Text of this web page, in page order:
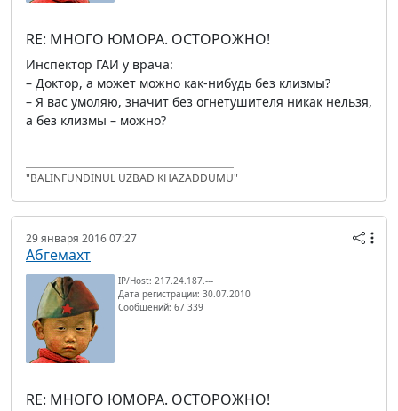
RE: МНОГО ЮМОРА. ОСТОРОЖНО!
Инспектор ГАИ у врача:
– Доктор, а может можно как-нибудь без клизмы?
– Я вас умоляю, значит без огнетушителя никак нельзя,
а без клизмы – можно?
"BALINFUNDINUL UZBAD KHAZADDUMU"
29 января 2016 07:27
Абгемахт
IP/Host: 217.24.187.---
Дата регистрации: 30.07.2010
Сообщений: 67 339
RE: МНОГО ЮМОРА. ОСТОРОЖНО!